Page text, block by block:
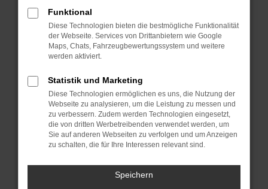
Überprüfe deine Firewall und deine
Internetverbindung.
Laden andere Webseiten, zum Beispiel deine
Suchmaschine?
Manche Erweiterungen, wie Werbeblocker,
können das Laden bestimmter Seiten
verhindern. Funktioniert die Seite in einem
anderen Browser oder in einem privaten
Fenster?
Das kann manchmal helfen, vorübergehende
Probleme zu beheben.
Funktional
Diese Technologien bieten die bestmögliche Funktionalität
der Webseite. Services von Drittanbietern wie Google
Maps, Chats, Fahrzeugbewertungssystem und weitere
werden aktiviert.
Statistik und Marketing
Diese Technologien ermöglichen es uns, die Nutzung der
Webseite zu analysieren, um die Leistung zu messen und
zu verbessern. Zudem werden Technologien eingesetzt,
die von dritten Werbetreibenden verwendet werden, um
Sie auf anderen Webseiten zu verfolgen und um Anzeigen
zu schalten, die für Ihre Interessen relevant sind.
Speichern